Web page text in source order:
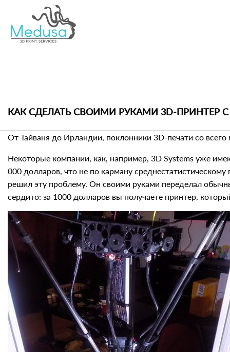
КАК СДЕЛАТЬ СВОИМИ РУКАМИ 3D-ПРИНТЕР
От Тайваня до Ирландии, поклонники 3D-печати со
Некоторые компании, как, например, 3D Systems уже
000 долларов, что не по карману
решил эту проблему. Он своими руками переделал
сердито: за 1000 долларов вы получаете принтер,